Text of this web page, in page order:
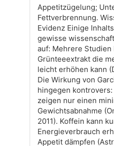
Appetitzügelung;
Fettverbrennung.
Evidenz Einige
gewisse
auf: Mehrere Studien
Grünteeextrakt die
leicht erhöhen kann
Die Wirkung von
hingegen kontrovers:
zeigen nur einen
Gewichtsabnahme
2011). Koffein kann
Energieverbrauch
Appetit dämpfen